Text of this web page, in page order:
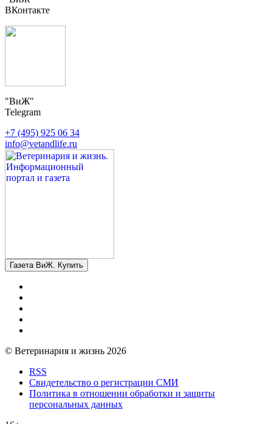
ВКонтакте
"ВиЖ"
Telegram
+7 (495) 925 06 34
info@vetandlife.ru
Газета ВиЖ. Купить
© Ветеринария и жизнь 2026
RSS
Свидетельство о регистрации СМИ
Политика в отношении обработки и защиты
персональных данных